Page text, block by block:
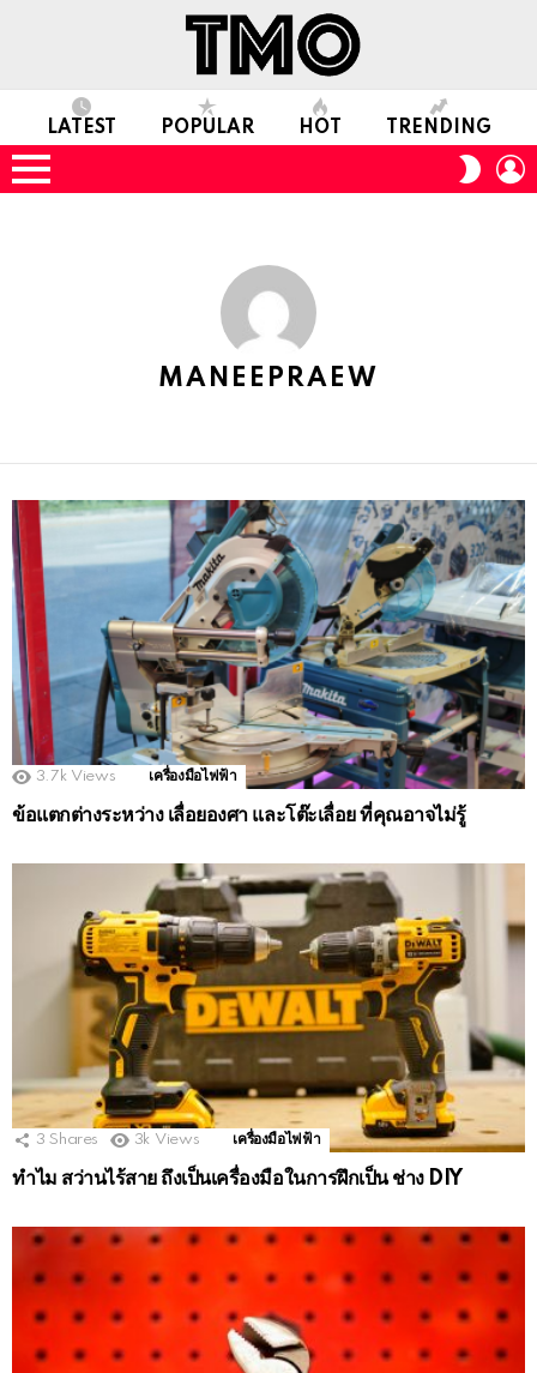
LATEST POPULAR HOT TRENDING
Menu
SKIN
MANEEPRAEW
MORE
STORIES
3.7k Views เครื่องมือไฟฟ้า
ข้อแตกต่างระหว่าง เลื่อยองศา และโต๊ะเลื่อย ที่คุณอาจไม่รู้
3 Shares 3k Views เครื่องมือไฟฟ้า
ทำไม สว่านไร้สาย ถึงเป็นเครื่องมือในการฝึกเป็น ช่าง DIY